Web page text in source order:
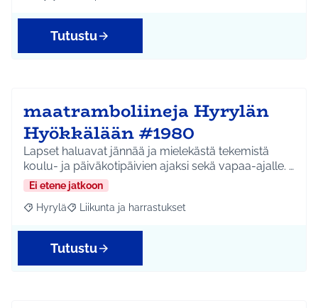
Tutustu
maatramboliineja Hyrylän
Hyökkälään #1980
Lapset haluavat jännää ja mielekästä tekemistä
koulu- ja päiväkotipäivien ajaksi sekä vapaa-ajalle. …
Ei etene jatkoon
Rajaa tulokset aihepiirin mukaan: Hyrylä
Hyrylä Rajaa tulokset teeman mukaan: Liikunta ja
Liikunta ja harrastukset
Tutustu